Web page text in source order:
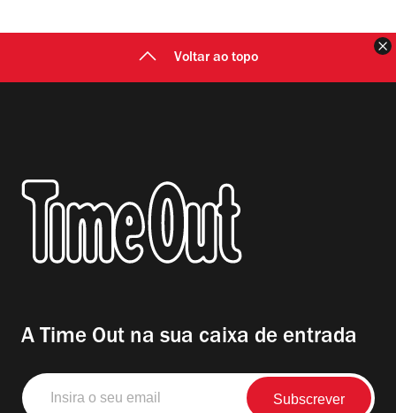
Voltar ao topo
A Time Out na sua caixa de entrada
Insira
o